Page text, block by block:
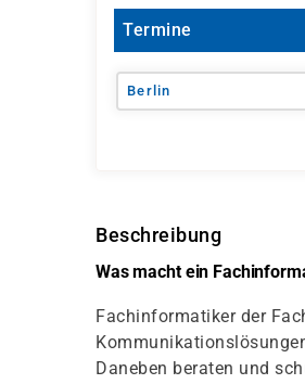
Termine
Berlin
Beschreibung
Was macht ein
Fachinformatiker der
Daneben beraten und